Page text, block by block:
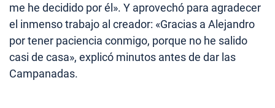
me he decidido por él». Y aprovechó para agradecer
el inmenso trabajo al creador: «Gracias a Alejandro
por tener paciencia conmigo, porque no he salido
casi de casa», explicó minutos antes de dar las
Campanadas.